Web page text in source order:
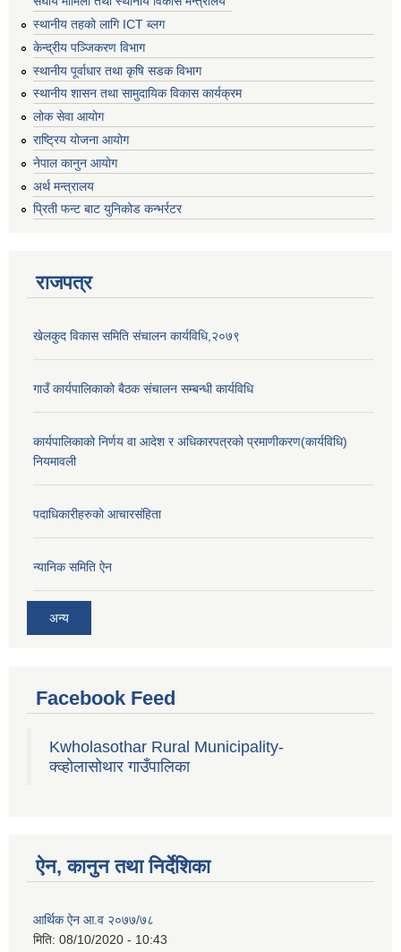
स्थानीय तहको लागि ICT ब्लग
केन्द्रीय पञ्जिकरण विभाग
स्थानीय पूर्वाधार तथा कृषि सडक विभाग
स्थानीय शासन तथा सामुदायिक विकास कार्यक्रम
लोक सेवा आयोग
राष्ट्रिय योजना आयोग
नेपाल कानुन आयोग
अर्थ मन्त्रालय
प्रिती फन्ट बाट युनिकोड कन्भर्रटर
राजपत्र
खेलकुद विकास समिति संचालन कार्यविधि,२०७९
गाउँ कार्यपालिकाको बैठक संचालन सम्बन्धी कार्यविधि
कार्यपालिकाको निर्णय वा आदेश र अधिकारपत्रको प्रमाणीकरण(कार्यविधि)
नियमावली
पदाधिकारीहरुको आचारसंहिता
न्यानिक समिति ऐन
अन्य
Facebook Feed
Kwholasothar Rural Municipality-
क्व्होलासोथार गाउँपालिका
ऐन, कानुन तथा निर्देशिका
आर्थिक ऐन आ.व २०७७/७८
मिति: 08/10/2020 - 10:43